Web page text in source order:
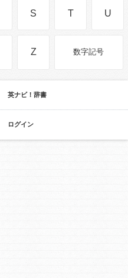
S T U
Z 数字記号
英ナビ！辞書
ログイン